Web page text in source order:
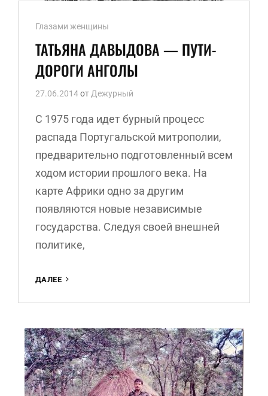
Ссылки
рубрик
Глазами женщины
ТАТЬЯНА ДАВЫДОВА — ПУТИ-
ДОРОГИ АНГОЛЫ
27.06.2014от Дежурный
С 1975 года идет бурный процесс
распада Португальской митрополии,
предварительно подготовленный всем
ходом истории прошлого века. На
карте Африки одно за другим
появляются новые независимые
государства. Следуя своей внешней
политике,
ДАЛЕЕ
—
ДОРОГИ
АНГОЛЫ